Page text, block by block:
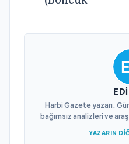
Harbi Gazete yazarı.
bağımsız analizleri ve
YAZARIN